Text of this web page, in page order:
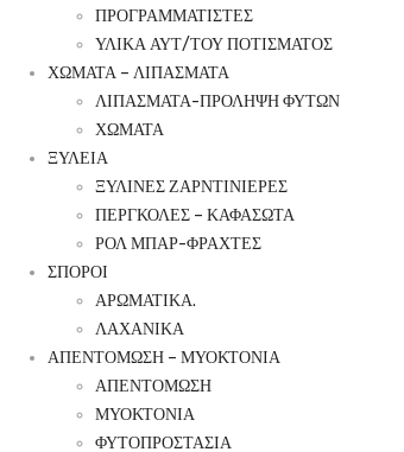
ΠΡΟΓΡΑΜΜΑΤΙΣΤΕΣ
ΥΛΙΚΑ ΑΥΤ/ΤΟΥ ΠΟΤΙΣΜΑΤΟΣ
ΧΩΜΑΤΑ – ΛΙΠΑΣΜΑΤΑ
ΛΙΠΑΣΜΑΤΑ-ΠΡΟΛΗΨΗ ΦΥΤΩΝ
ΧΩΜΑΤΑ
ΞΥΛΕΙΑ
ΞΥΛΙΝΕΣ ΖΑΡΝΤΙΝΙΕΡΕΣ
ΠΕΡΓΚΟΛΕΣ – ΚΑΦΑΣΩΤΑ
ΡΟΛ ΜΠΑΡ-ΦΡΑΧΤΕΣ
ΣΠΟΡΟΙ
ΑΡΩΜΑΤΙΚΑ.
ΛΑΧΑΝΙΚΑ
ΑΠΕΝΤΟΜΩΣΗ – ΜΥΟΚΤΟΝΙΑ
ΑΠΕΝΤΟΜΩΣΗ
ΜΥΟΚΤΟΝΙΑ
ΦΥΤΟΠΡΟΣΤΑΣΙΑ